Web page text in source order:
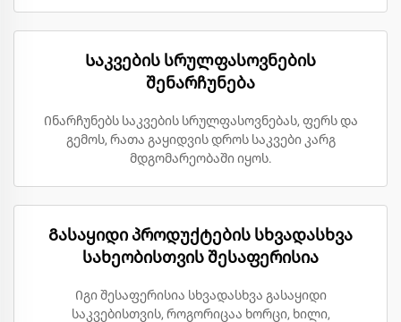
Საკვების სრულფასოვნების
შენარჩუნება
Ინარჩუნებს საკვების სრულფასოვნებას, ფერს და
გემოს, რათა გაყიდვის დროს საკვები კარგ
მდგომარეობაში იყოს.
Გასაყიდი პროდუქტების სხვადასხვა
სახეობისთვის შესაფერისია
Იგი შესაფერისია სხვადასხვა გასაყიდი
საკვებისთვის, როგორიცაა ხორცი, ხილი,